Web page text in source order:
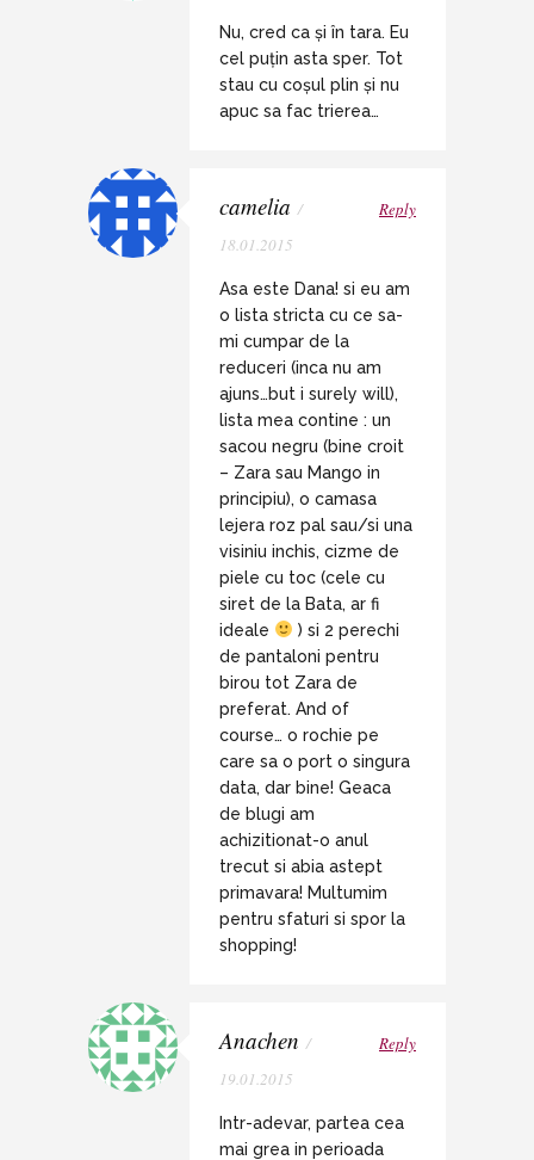
Nu, cred ca și în tara. Eu
cel puțin asta sper. Tot
stau cu coșul plin și nu
apuc sa fac trierea…
camelia /
18.01.2015
Reply
Asa este Dana! si eu am
o lista stricta cu ce sa-
mi cumpar de la
reduceri (inca nu am
ajuns…but i surely will),
lista mea contine : un
sacou negru (bine croit
– Zara sau Mango in
principiu), o camasa
lejera roz pal sau/si una
visiniu inchis, cizme de
piele cu toc (cele cu
siret de la Bata, ar fi
ideale
) si 2 perechi
de pantaloni pentru
birou tot Zara de
preferat. And of
course… o rochie pe
care sa o port o singura
data, dar bine! Geaca
de blugi am
achizitionat-o anul
trecut si abia astept
primavara! Multumim
pentru sfaturi si spor la
shopping!
Anachen /
19.01.2015
Reply
Intr-adevar, partea cea
mai grea in perioada